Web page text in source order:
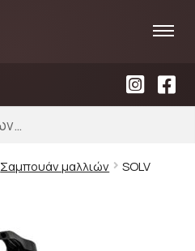
Σαμπουάν μαλλιών
SOLV